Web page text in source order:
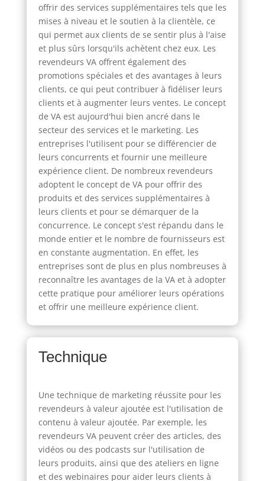
offrir des services supplémentaires tels que les
mises à niveau et le soutien à la clientèle, ce
qui permet aux clients de se sentir plus à l'aise
et plus sûrs lorsqu'ils achètent chez eux. Les
revendeurs VA offrent également des
promotions spéciales et des avantages à leurs
clients, ce qui peut contribuer à fidéliser leurs
clients et à augmenter leurs ventes. Le concept
de VA est aujourd'hui bien ancré dans le
secteur des services et le marketing. Les
entreprises l'utilisent pour se différencier de
leurs concurrents et fournir une meilleure
expérience client. De nombreux revendeurs
adoptent le concept de VA pour offrir des
produits et des services supplémentaires à
leurs clients et pour se démarquer de la
concurrence. Le concept s'est répandu dans le
monde entier et le nombre de fournisseurs est
en constante augmentation. En effet, les
entreprises sont de plus en plus nombreuses à
reconnaître les avantages de la VA et à adopter
cette pratique pour améliorer leurs opérations
et offrir une meilleure expérience client.
Technique
Une technique de marketing réussite pour les
revendeurs à valeur ajoutée est l'utilisation de
contenu à valeur ajoutée. Par exemple, les
revendeurs VA peuvent créer des articles, des
vidéos ou des podcasts sur l'utilisation de
leurs produits, ainsi que des ateliers en ligne
et des webinaires pour aider leurs clients à